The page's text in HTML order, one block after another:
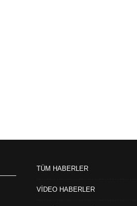
TÜM HABERLER
VİDEO HABERLER